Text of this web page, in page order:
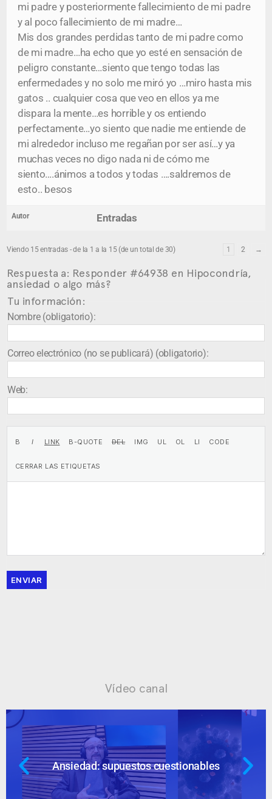
mi padre y posteriormente fallecimiento de mi padre
y al poco fallecimiento de mi madre…
Mis dos grandes perdidas tanto de mi padre como
de mi madre…ha echo que yo esté en sensación de
peligro constante…siento que tengo todas las
enfermedades y no solo me miró yo …miro hasta mis
gatos .. cualquier cosa que veo en ellos ya me
dispara la mente…es horrible y os entiendo
perfectamente…yo siento que nadie me entiende de
mi alrededor incluso me regañan por ser así…y ya
muchas veces no digo nada ni de cómo me
siento….ánimos a todos y todas ….saldremos de
esto.. besos
Autor Entradas
Viendo 15 entradas - de la 1 a la 15 (de un total de 30) 1 2 →
Respuesta a: Responder #64938 en Hipocondría,
ansiedad o algo más?
Tu información:
Nombre (obligatorio):
Correo electrónico (no se publicará) (obligatorio):
Web:
ENVIAR
Vídeo canal
Ansiedad: supuestos cuestionables